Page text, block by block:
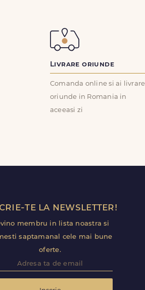
Livrare oriunde
Comanda online si ai livrare
oriunde in Romania in
aceeasi zi
te la newsletter!
membru in lista noastra si
saptamanal cele mai bune
oferte.